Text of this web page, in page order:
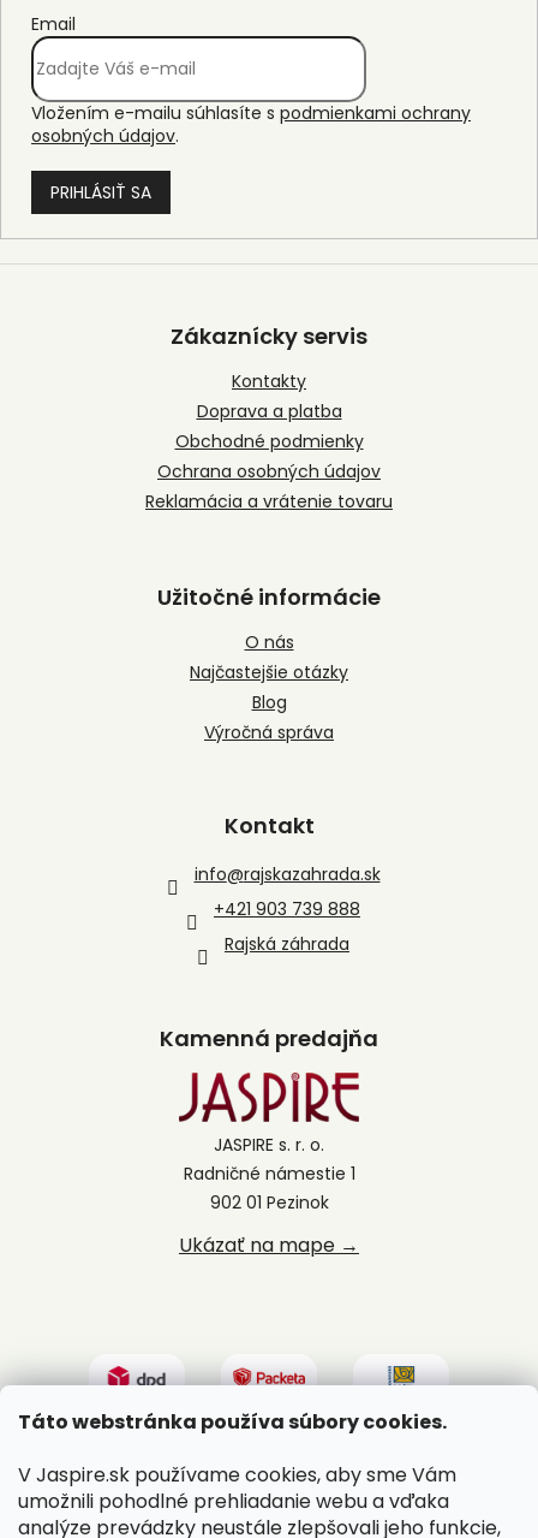
Táto webstránka používa súbory cookies.
V Jaspire.sk používame cookies, aby sme Vám
umožnili pohodlné prehliadanie webu a vďaka
analýze prevádzky neustále zlepšovali jeho funkcie,
Email
Vložením e-mailu súhlasíte s podmienkami ochrany
osobných údajov.
PRIHLÁSIŤ SA
Z
Zákaznícky servis
Kontakty
Doprava a platba
Obchodné podmienky
Ochrana osobných údajov
Reklamácia a vrátenie tovaru
Užitočné informácie
O nás
Najčastejšie otázky
Blog
Výročná správa
Kontakt
info@rajskazahrada.sk
+421 903 739 888
Rajská záhrada
Kamenná predajňa
JASPIRE s. r. o.
Radničné námestie 1
902 01 Pezinok
Ukázať na mape →